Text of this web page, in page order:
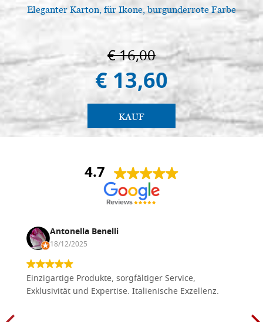
Eleganter Karton, für Ikone, burgunderrote Farbe
€ 16,00
€ 13,60
KAUF
4.7
Antonella Benelli
18/12/2025
Einzigartige Produkte, sorgfältiger Service,
Exklusivität und Expertise. Italienische Exzellenz.